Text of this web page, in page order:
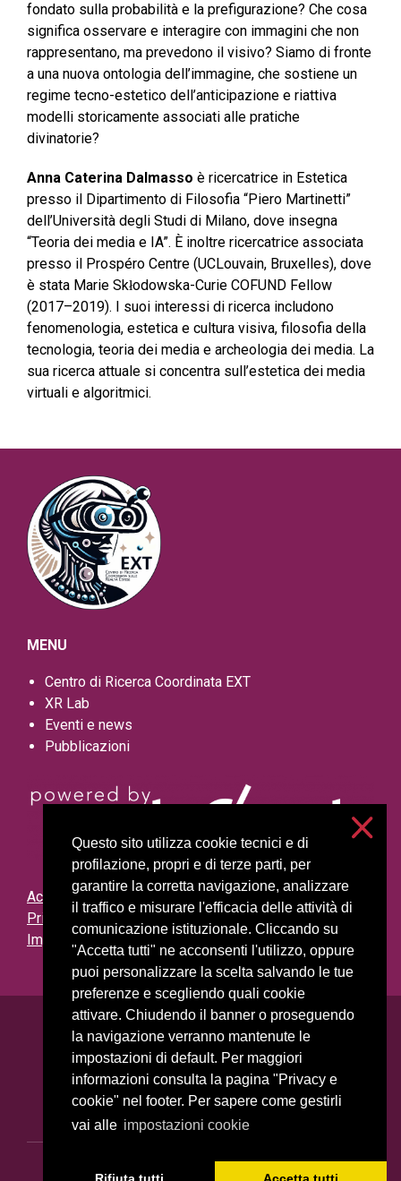
Questo sito utilizza cookie tecnici e di
profilazione, propri e di terze parti, per
garantire la corretta navigazione, analizzare
il traffico e misurare l'efficacia delle attività di
comunicazione istituzionale. Cliccando su
"Accetta tutti" ne acconsenti l'utilizzo, oppure
puoi personalizzare la scelta salvando le tue
preferenze e scegliendo quali cookie
attivare. Chiudendo il banner o proseguendo
la navigazione verranno mantenute le
impostazioni di default. Per maggiori
informazioni consulta la pagina "Privacy e
cookie" nel footer. Per sapere come gestirli
vai alle impostazioni cookie
fondato sulla probabilità e la prefigurazione? Che cosa
significa osservare e interagire con immagini che non
rappresentano, ma prevedono il visivo? Siamo di fronte
a una nuova ontologia dell’immagine, che sostiene un
regime tecno-estetico dell’anticipazione e riattiva
modelli storicamente associati alle pratiche
divinatorie?
Anna Caterina Dalmasso è ricercatrice in Estetica
presso il Dipartimento di Filosofia “Piero Martinetti”
dell’Università degli Studi di Milano, dove insegna
“Teoria dei media e IA”. È inoltre ricercatrice associata
presso il Prospéro Centre (UCLouvain, Bruxelles), dove
è stata Marie Skłodowska-Curie COFUND Fellow
(2017–2019). I suoi interessi di ricerca includono
fenomenologia, estetica e cultura visiva, filosofia della
tecnologia, teoria dei media e archeologia dei media. La
sua ricerca attuale si concentra sull’estetica dei media
virtuali e algoritmici.
MENU
Centro di Ricerca Coordinata EXT
XR Lab
Eventi e news
Pubblicazioni
Accessibilità
Privacy e cookies
Impostazioni cookie
Università degli Studi di Milano
Via Festa del Perdono, 7 - 20122 Milano
Posta Elettronica Certificata
C.F. 80012650158 - P.I. 03064870151